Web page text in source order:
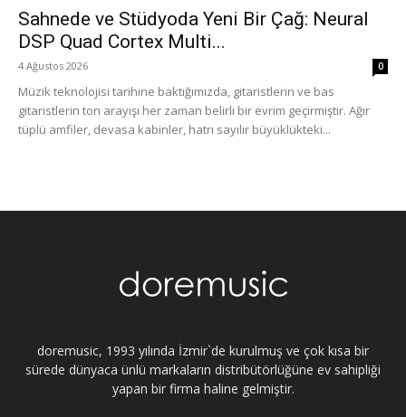
Sahnede ve Stüdyoda Yeni Bir Çağ: Neural
DSP Quad Cortex Multi...
4 Ağustos 2026 0
Müzik teknolojisi tarihine baktığımızda, gitaristlerin ve bas
gitaristlerin ton arayışı her zaman belirli bir evrim geçirmiştir. Ağır
tüplü amfiler, devasa kabinler, hatrı sayılır büyüklükteki...
doremusic, 1993 yılında İzmir`de kurulmuş ve çok kısa bir
sürede dünyaca ünlü markaların distribütörlüğüne ev sahipliği
yapan bir firma haline gelmiştir.